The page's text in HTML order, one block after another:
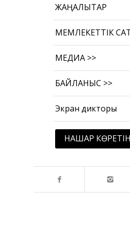
ЖАҢАЛЫҚТАР
МЕМЛЕКЕТТІК
МЕДИА >>
БАЙЛАНЫС >>
Экран дикторы
НАШАР